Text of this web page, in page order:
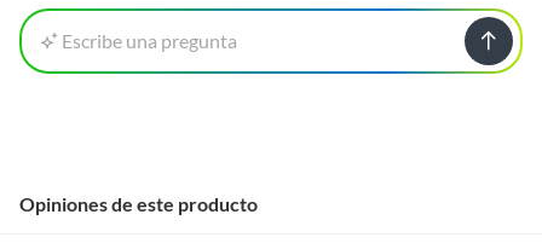
Escribe una pregunta
Opiniones de este producto